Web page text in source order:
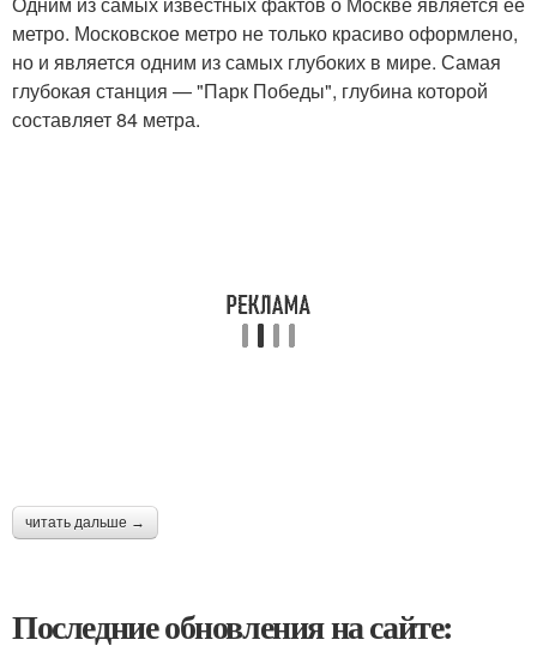
метро. Московское метро не только красиво оформлено,
но и является одним из самых глубоких в мире. Самая
глубокая станция — "Парк Победы", глубина которой
составляет 84 метра.
читать дальше →
Последние обновления на сайте: